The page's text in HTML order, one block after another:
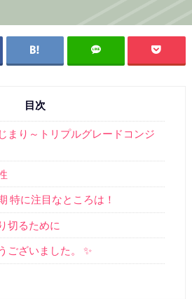
目次
まり～トリプルグレードコンジ
特に注目なところは！
切るために
ございました。 ✨